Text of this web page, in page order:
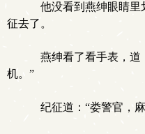
他没看到燕绅眼睛里
征去了。
燕绅看了看手表，道
机。”
纪征道：“娄警官，